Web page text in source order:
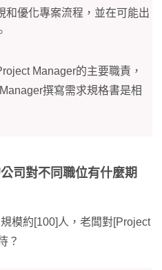
和優化專案流程，並在可能出
Manager的主要職責，
撰寫需求規格書是相
司對不同職位有什麼期
模約[100]人，老闆對[Project
？